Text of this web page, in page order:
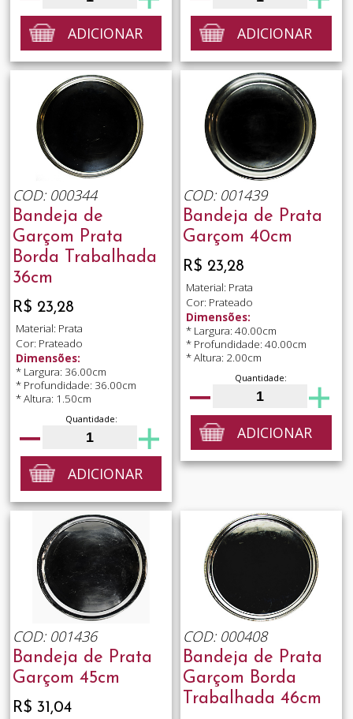
ADICIONAR ADICIONAR
COD: 000344
Bandeja de
Garçom Prata
Borda Trabalhada
36cm
R$ 23,28
Material: Prata
Cor: Prateado
Dimensões:
* Largura: 36.00cm
* Profundidade: 36.00cm
* Altura: 1.50cm
Quantidade:
ADICIONAR
COD: 001439
Bandeja de Prata
Garçom 40cm
R$ 23,28
Material: Prata
Cor: Prateado
Dimensões:
* Largura: 40.00cm
* Profundidade: 40.00cm
* Altura: 2.00cm
Quantidade:
ADICIONAR
COD: 001436
Bandeja de Prata
Garçom 45cm
R$ 31,04
COD: 000408
Bandeja de Prata
Garçom Borda
Trabalhada 46cm